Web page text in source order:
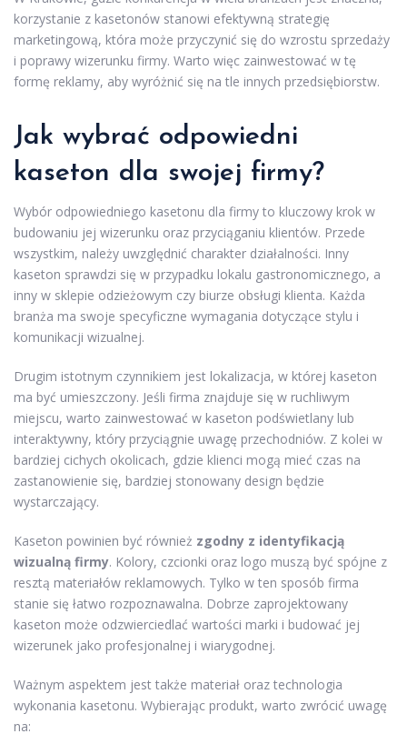
korzystanie z kasetonów stanowi efektywną strategię
marketingową, która może przyczynić się do wzrostu sprzedaży
i poprawy wizerunku firmy. Warto więc zainwestować w tę
formę reklamy, aby wyróżnić się na tle innych przedsiębiorstw.
Jak wybrać odpowiedni
kaseton dla swojej firmy?
Wybór odpowiedniego kasetonu dla firmy to kluczowy krok w
budowaniu jej wizerunku oraz przyciąganiu klientów. Przede
wszystkim, należy uwzględnić charakter działalności. Inny
kaseton sprawdzi się w przypadku lokalu gastronomicznego, a
inny w sklepie odzieżowym czy biurze obsługi klienta. Każda
branża ma swoje specyficzne wymagania dotyczące stylu i
komunikacji wizualnej.
Drugim istotnym czynnikiem jest lokalizacja, w której kaseton
ma być umieszczony. Jeśli firma znajduje się w ruchliwym
miejscu, warto zainwestować w kaseton podświetlany lub
interaktywny, który przyciągnie uwagę przechodniów. Z kolei w
bardziej cichych okolicach, gdzie klienci mogą mieć czas na
zastanowienie się, bardziej stonowany design będzie
wystarczający.
Kaseton powinien być również zgodny z identyfikacją
wizualną firmy. Kolory, czcionki oraz logo muszą być spójne z
resztą materiałów reklamowych. Tylko w ten sposób firma
stanie się łatwo rozpoznawalna. Dobrze zaprojektowany
kaseton może odzwierciedlać wartości marki i budować jej
wizerunek jako profesjonalnej i wiarygodnej.
Ważnym aspektem jest także materiał oraz technologia
wykonania kasetonu. Wybierając produkt, warto zwrócić uwagę
na: